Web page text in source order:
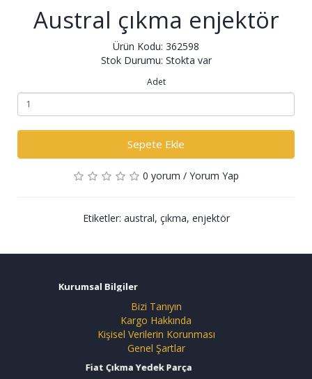
Austral çıkma enjektör
Ürün Kodu: 362598
Stok Durumu: Stokta var
Adet
Sepete Ekle
0 yorum / Yorum Yap
Etiketler: austral, çıkma, enjektör
Kurumsal Bilgiler
Bizi Tanıyın
Kargo Hakkında
Kişisel Verilerin Korunması
Genel Şartlar
Fiat Çıkma Yedek Parça